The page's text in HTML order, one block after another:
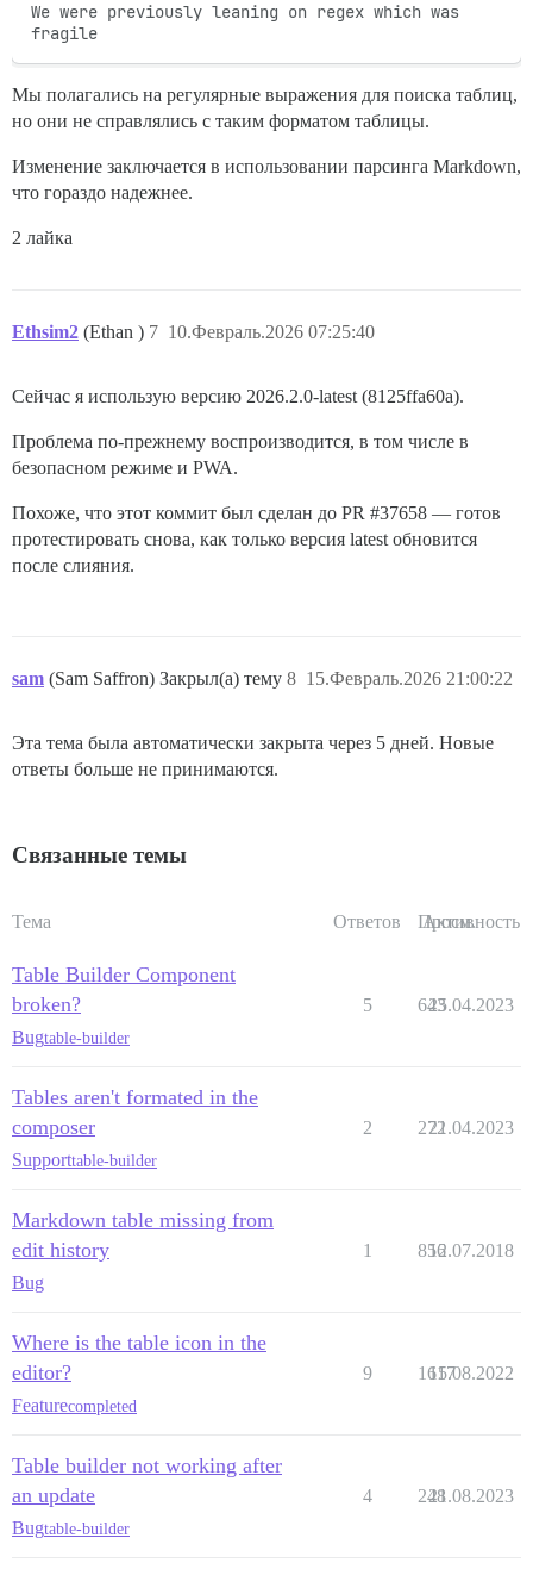
We were previously leaning on regex which was
fragile
Мы полагались на регулярные выражения для поиска таблиц,
но они не справлялись с таким форматом таблицы.
Изменение заключается в использовании парсинга Markdown,
что гораздо надежнее.
2 лайка
Ethsim2 (Ethan ) 10.Февраль.2026 07:25:40
7
Сейчас я использую версию 2026.2.0-latest (8125ffa60a).
Проблема по-прежнему воспроизводится, в том числе в
безопасном режиме и PWA.
Похоже, что этот коммит был сделан до PR #37658 — готов
протестировать снова, как только версия latest обновится
после слияния.
sam (Sam Saffron) Закрыл(а) тему 15.Февраль.2026 21:00:22
8
Эта тема была автоматически закрыта через 5 дней. Новые
ответы больше не принимаются.
Связанные темы
Тема Ответов Просм.
Активность
Table Builder Component
broken?
Bugtable-builder
5 643
25.04.2023
Tables aren't formated in the
composer
Supporttable-builder
2 272
21.04.2023
Markdown table missing from
edit history
Bug
1 856
12.07.2018
Where is the table icon in the
editor?
Featurecompleted
9 1617
15.08.2022
Table builder not working after
an update
Bugtable-builder
4 248
21.08.2023